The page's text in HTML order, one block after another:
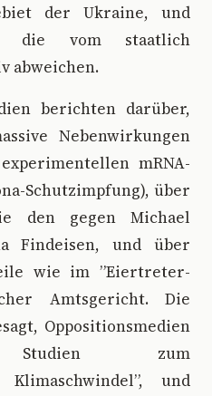
der Ukraine, und
die vom staatlich
abweichen.
berichten darüber,
Nebenwirkungen
mRNA-
Schutzimpfung), über
den gegen Michael
Findeisen, und über
wie im ”Eiertreter-
Amtsgericht. Die
Oppositionsmedien
Studien zum
Klimaschwindel”, und